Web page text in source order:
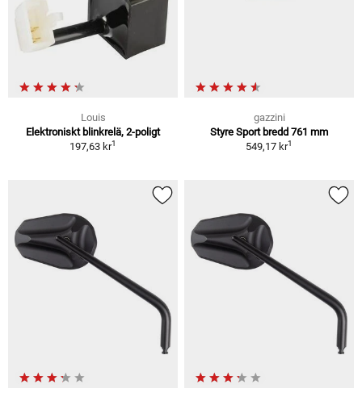
Louis
Elektroniskt blinkrelä, 2-poligt
197,63 kr1
gazzini
Styre Sport bredd 761 mm
549,17 kr1